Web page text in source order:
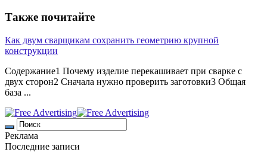
Также почитайте
Как двум сварщикам сохранить геометрию крупной
конструкции
Содержание1 Почему изделие перекашивает при сварке с
двух сторон2 Сначала нужно проверить заготовки3 Общая
база ...
Реклама
Последние записи